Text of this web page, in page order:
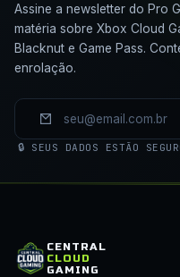
Assine a newsletter do Pro
matéria sobre Xbox Cloud
Blacknut e Game Pass.
enrolação.
🔒 SEUS DADOS ESTÃO
CENTRAL
CLOUD
GAMING